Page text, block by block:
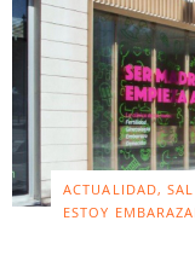
ACTUALIDAD,
ESTOY